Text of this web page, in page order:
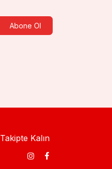
Abone Ol
Takipte Kalın